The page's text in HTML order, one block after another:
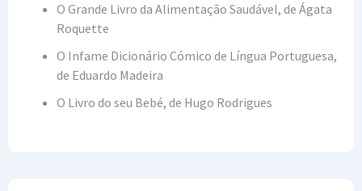
O Grande Livro da Alimentação Saudável, de Ágata
Roquette
O Infame Dicionário Cómico de Língua Portuguesa,
de Eduardo Madeira
O Livro do seu Bebé, de Hugo Rodrigues